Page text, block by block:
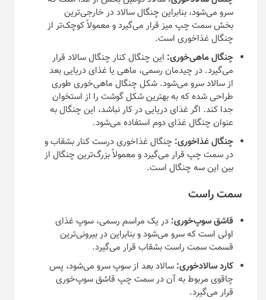
سرو می‌شود، بنابراین چنگال سالاد در خارجی‌ترین
بخش سمت چپ میز قرار می‌گیرد و معمولاً کوچک‌تر از
چنگال غذاخوری است.
چنگال ماهی‌خوری: این چنگال کنار چنگال سالاد قرار
می‌گیرد. در چیدمان رسمی، ماهی یا غذای دریایی بعد
از سالاد سرو می‌شود. شکل چنگال ماهی‌خوری طوری
طراحی شده که به بهترین شکل گوشت را از استخوان
جدا کند. اگر غذای دریایی در کار نباشد، این چنگال به
عنوان چنگال غذای دوم استفاده می‌شود.
چنگال غذاخوری: چنگال غذاخوری درست کنار بشقاب و
در سمت چپ قرار می‌گیرد و معمولاً بزرگ‌ترین چنگال از
بین این سه چنگال است.
سمت راست
قاشق سوپ‌خوری: در یک مراسم رسمی، سوپ غذای
اولی است که سرو می‌شود و بنابراین در بیرونی‌ترین
قسمت سمت راست بشقاب قرار می‌گیرد.
کارد سالادخوری: سالاد بعد از سوپ سرو می‌شود، پس
چاقوی مربوط به آن در سمت چپ قاشق سوپ‌خوری
قرار می‌گیرد.